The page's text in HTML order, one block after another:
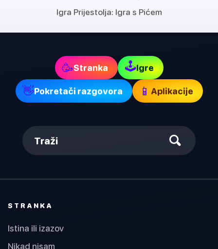
Igra Prijestolja: Igra s Pićem
🥳Stranka 🕹Igre
👋Pokretači razgovora 📱 Aplikacije
Traži
STRANKA
Istina ili izazov
Nikad nisam